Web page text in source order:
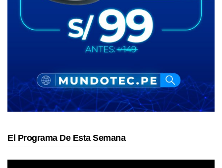
El Programa De Esta Semana